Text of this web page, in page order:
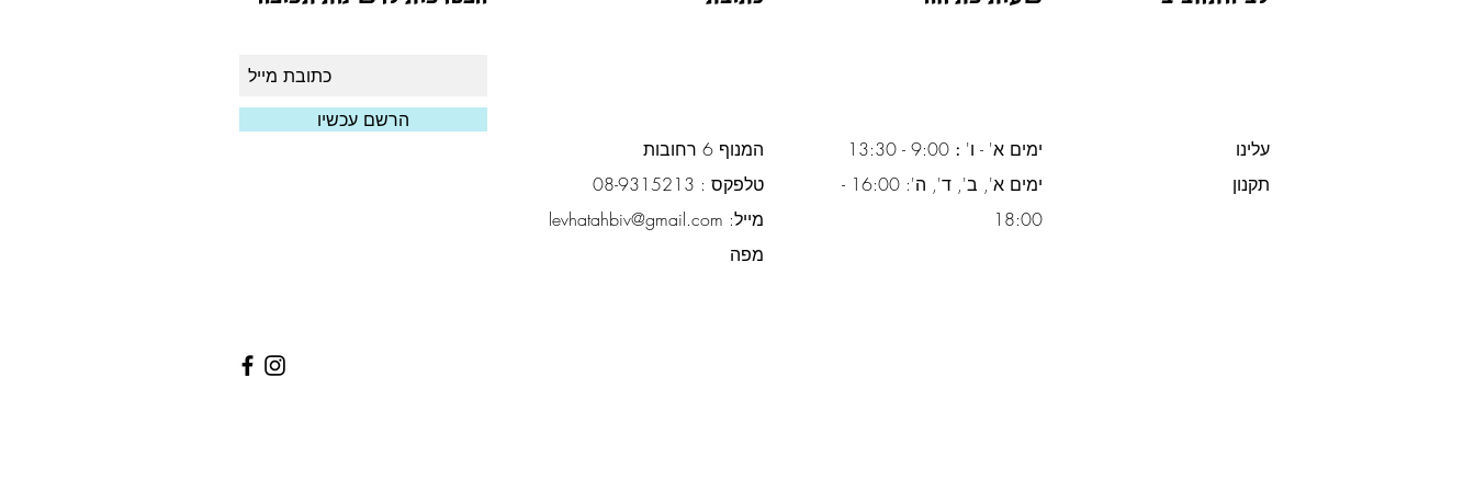
הרשם עכשיו
המנוף 6 רחובות
טלפקס : 08-9315213
מייל: levhatahbiv@gmail.com
מפה
ימים א' - ו' :
ימים א', ב', ד', ה': 16:00 -
18:00
עלינו
תקנון